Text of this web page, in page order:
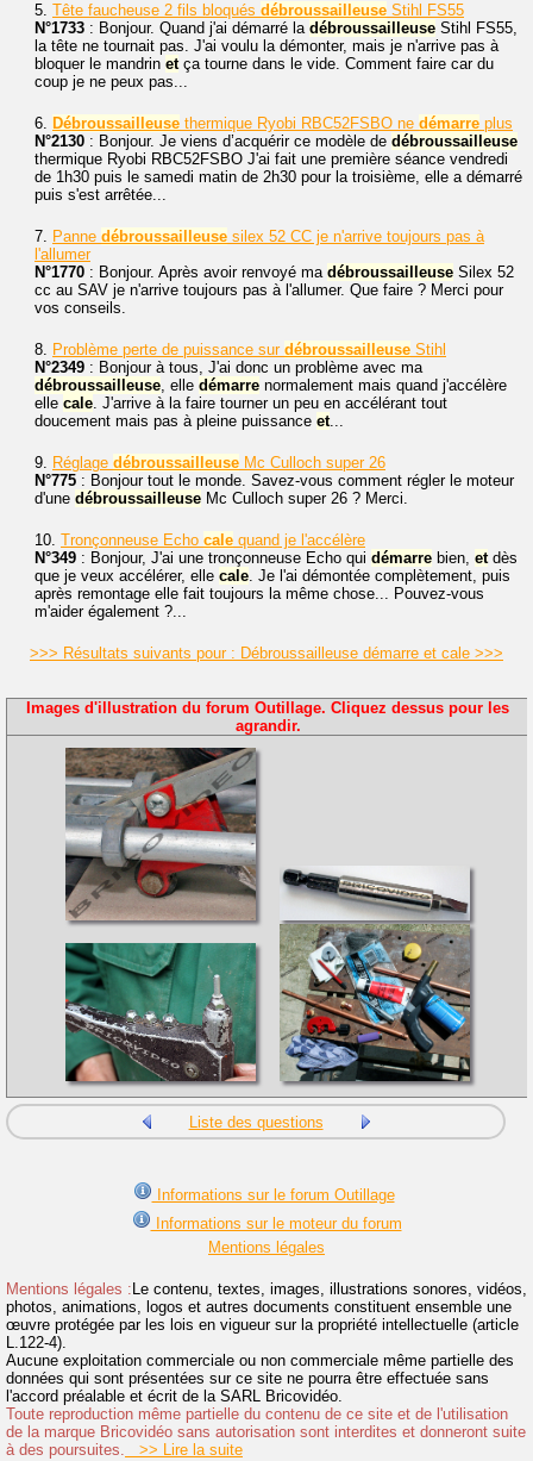
5. Tête faucheuse 2 fils bloqués débroussailleuse Stihl FS55
N°1733 : Bonjour. Quand j'ai démarré la débroussailleuse Stihl FS55,
la tête ne tournait pas. J'ai voulu la démonter, mais je n'arrive pas à
bloquer le mandrin etça tourne dans le vide. Comment faire car du
coup je ne peux pas...
6. Débroussailleuse thermique Ryobi RBC52FSBO ne démarre plus
N°2130 : Bonjour. Je viens d’acquérir ce modèle de débroussailleuse
thermique Ryobi RBC52FSBO J'ai fait une première séance vendredi
de 1h30 puis le samedi matin de 2h30 pour la troisième, elle a démarré
puis s'est arrêtée...
7. Panne débroussailleuse silex 52 CC je n'arrive toujours pas à
l'allumer
N°1770 : Bonjour. Après avoir renvoyé ma débroussailleuse Silex 52
cc au SAV je n'arrive toujours pas à l'allumer. Que faire ? Merci pour
vos conseils.
8. Problème perte de puissance sur débroussailleuse Stihl
N°2349 : Bonjour à tous, J'ai donc un problème avec ma
débroussailleuse, elle démarre normalement mais quand j'accélère
elle cale. J'arrive à la faire tourner un peu en accélérant tout
doucement mais pas à pleine puissance et...
9. Réglage débroussailleuse Mc Culloch super 26
N°775 : Bonjour tout le monde. Savez-vous comment régler le moteur
d'une débroussailleuse Mc Culloch super 26 ? Merci.
10. Tronçonneuse Echo cale quand je l'accélère
N°349 : Bonjour, J'ai une tronçonneuse Echo qui démarre bien, etdès
que je veux accélérer, elle cale. Je l'ai démontée complètement, puis
après remontage elle fait toujours la même chose... Pouvez-vous
m'aider également ?...
>>> Résultats suivants pour : Débroussailleuse démarre et cale >>>
Images d'illustration du forum Outillage. Cliquez dessus pour les
agrandir.
Liste des questions
Informations sur le forum Outillage
Informations sur le moteur du forum
Mentions légales
Mentions légales : Le contenu, textes, images, illustrations sonores, vidéos,
photos, animations, logos et autres documents constituent ensemble une
œuvre protégée par les lois en vigueur sur la propriété intellectuelle (article
L.122-4).
Aucune exploitation commerciale ou non commerciale même partielle des
données qui sont présentées sur ce site ne pourra être effectuée sans
l'accord préalable et écrit de la SARL Bricovidéo.
Toute reproduction même partielle du contenu de ce site et de l'utilisation
de la marque Bricovidéo sans autorisation sont interdites et donneront suite
à des poursuites. >> Lire la suite